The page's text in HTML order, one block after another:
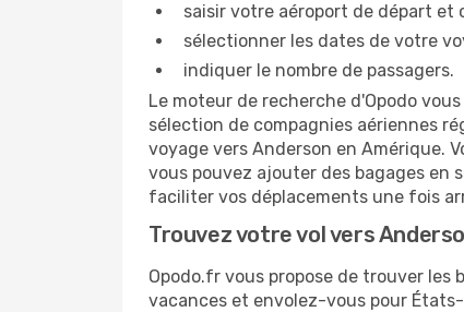
saisir votre aéroport de départ et
sélectionner les dates de votre
indiquer le nombre de passagers.
Le moteur de recherche d'Opodo
sélection de compagnies aériennes
voyage vers Anderson en Amérique.
vous pouvez ajouter des bagages en
faciliter vos déplacements une fois
Trouvez votre vol vers
Opodo.fr vous propose de trouver les
vacances et envolez-vous pour